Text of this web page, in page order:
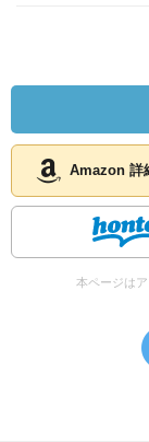
Amazon 詳
本ページは